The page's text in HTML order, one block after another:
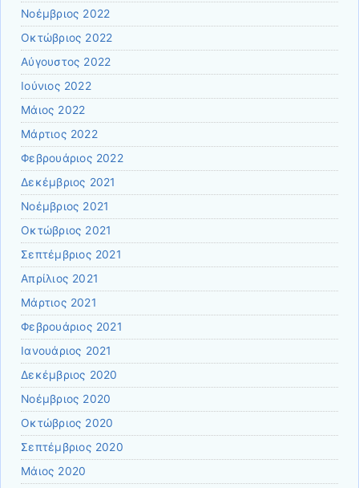
Νοέμβριος 2022
Οκτώβριος 2022
Αύγουστος 2022
Ιούνιος 2022
Μάιος 2022
Μάρτιος 2022
Φεβρουάριος 2022
Δεκέμβριος 2021
Νοέμβριος 2021
Οκτώβριος 2021
Σεπτέμβριος 2021
Απρίλιος 2021
Μάρτιος 2021
Φεβρουάριος 2021
Ιανουάριος 2021
Δεκέμβριος 2020
Νοέμβριος 2020
Οκτώβριος 2020
Σεπτέμβριος 2020
Μάιος 2020